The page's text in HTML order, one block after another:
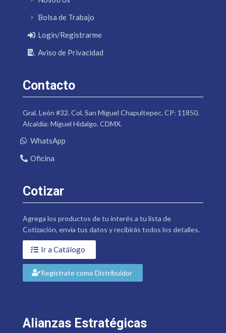
Bolsa de Trabajo
Login/Registrarme
Aviso de Privacidad
Contacto
Gral. León #32. Col. San Miguel Chapultepec. CP: 11850.
Alcaldía: Miguel Hidalgo. CDMX.
WhatsApp
Oficina
Cotizar
Agrega los productos de tu interés a tu lista de
Cotización, envía tus datos y recibirás todos los detalles.
Ir a Catálogo
Regístrate como Distribuidor
Alianzas Estratégicas